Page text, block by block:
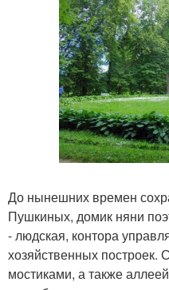
До нынешних времен
Пушкиных, домик няни
- людская, контора
хозяйственных построек.
мостиками, а также